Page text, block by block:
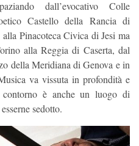
dall’evocativo Colle
Castello della Rancia di
Pinacoteca Civica di Jesi ma
alla Reggia di Caserta, dal
della Meridiana di Genova e in
va vissuta in profondità e
è anche un luogo di
sedotto.